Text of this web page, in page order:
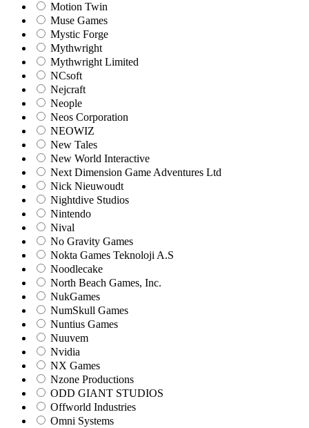
Motion Twin
Muse Games
Mystic Forge
Mythwright
Mythwright Limited
NCsoft
Nejcraft
Neople
Neos Corporation
NEOWIZ
New Tales
New World Interactive
Next Dimension Game Adventures Ltd
Nick Nieuwoudt
Nightdive Studios
Nintendo
Nival
No Gravity Games
Nokta Games Teknoloji A.S
Noodlecake
North Beach Games, Inc.
NukGames
NumSkull Games
Nuntius Games
Nuuvem
Nvidia
NX Games
Nzone Productions
ODD GIANT STUDIOS
Offworld Industries
Omni Systems